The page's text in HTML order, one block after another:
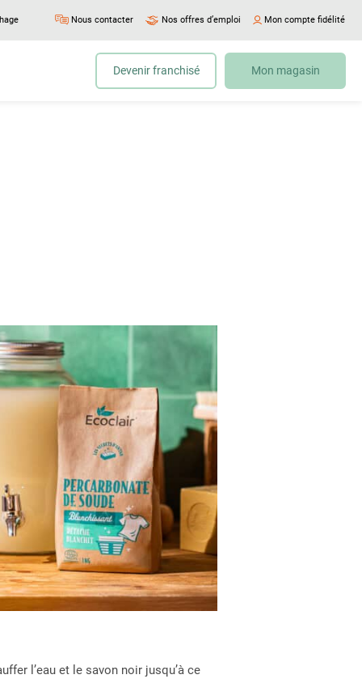
Nous contacter Nos offres d’emploi Mon compte fidélité
Devenir franchisé Mon magasin
l’eau et le savon noir jusqu’à ce